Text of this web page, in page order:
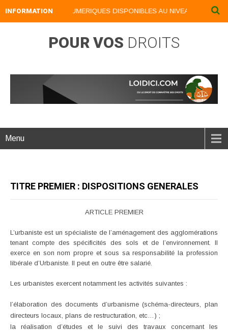
INFORMATION
NOS LIVRES NUMERIQUES DISPONIBLES AU NIVEAU DU
POUR VOS DROITS
Menu
TITRE PREMIER : DISPOSITIONS GENERALES
ARTICLE PREMIER
L’urbaniste est un spécialiste de l’aménagement des agglomérations
tenant compte des spécificités des sols et de l’environnement. Il
exerce en son nom propre et sous sa responsabilité la profession
libérale d’Urbaniste. Il peut en outre être salarié.
Les urbanistes exercent notamment les activités suivantes :
l’élaboration des documents d’urbanisme (schéma-directeurs, plan
directeurs locaux, plans de restructuration, etc…) ;
la réalisation d’études et le suivi des travaux concernant les